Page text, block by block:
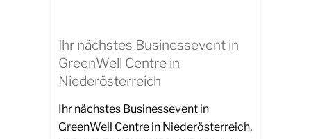
Ihr nächstes Businessevent in
GreenWell Centre in
Niederösterreich
Ihr nächstes Businessevent in
GreenWell Centre in Niederösterreich,